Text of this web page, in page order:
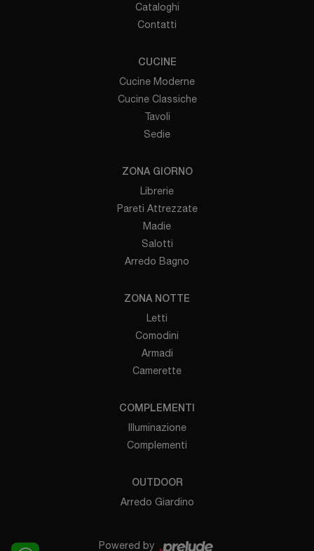
Cataloghi
Contatti
CUCINE
Cucine Moderne
Cucine Classiche
Tavoli
Sedie
ZONA GIORNO
Librerie
Pareti Attrezzate
Madie
Salotti
Arredo Bagno
ZONA NOTTE
Letti
Comodini
Armadi
Camerette
COMPLEMENTI
Illuminazione
Complementi
OUTDOOR
Arredo Giardino
Powered by